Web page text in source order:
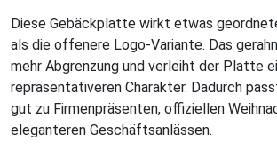
Diese Gebäckplatte wirkt etwas
als die offenere Logo-Variante. Das
mehr Abgrenzung und verleiht der Platte
repräsentativeren Charakter. Dadurch
gut zu Firmenpräsenten, offiziellen
eleganteren Geschäftsanlässen.